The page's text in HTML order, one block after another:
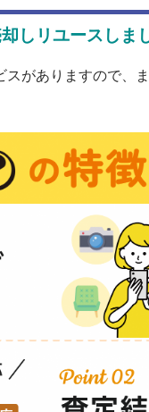
しリユースしま
がありますので、